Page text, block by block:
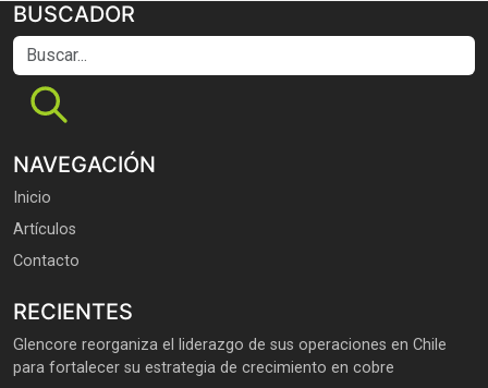
BUSCADOR
Buscar...
NAVEGACIÓN
Inicio
Artículos
Contacto
RECIENTES
Glencore reorganiza el liderazgo de sus operaciones en Chile
para fortalecer su estrategia de crecimiento en cobre